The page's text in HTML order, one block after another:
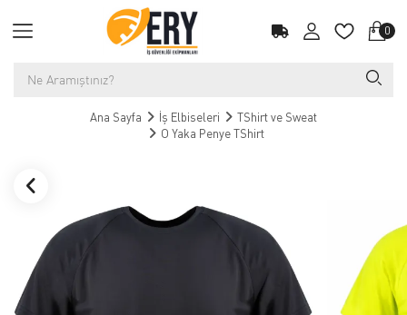
0
Ana Sayfa İş Elbiseleri
TShirt ve Sweat
O Yaka Penye TShirt